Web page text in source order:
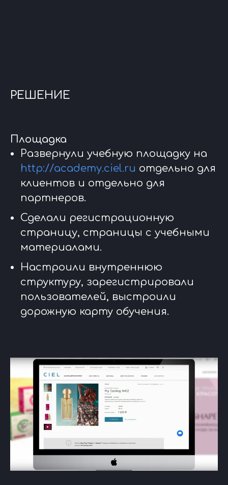
РЕШЕНИЕ
Площадка
Развернули учебную площадку на
http://academy.ciel.ru отдельно для
клиентов и отдельно для
партнеров.
Сделали регистрационную
страницу, страницы с учебными
материалами.
Настроили внутреннюю
структуру, зарегистрировали
пользователей, выстроили
дорожную карту обучения.